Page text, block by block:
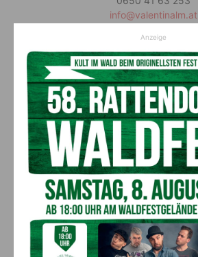
info@valentinalm.at
Weissenseer
Kunsthandwerksmarkt
begeisterte Besucher mit
Vielfalt und Fotoausstellung
64-
mit E-
AKTUELLES
Ein langes Leben ging
Stulier im 106.
Aktuell 8. August 2026
Anzeige